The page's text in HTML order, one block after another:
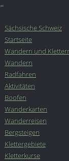
=
Sächsische Schweiz
Startseite
Wandern und
Wandern
Radfahren
Aktivitäten
Boofen
Wanderkarten
Wanderreisen
Bergsteigen
Klettergebiete
Kletterkurse